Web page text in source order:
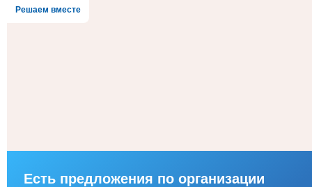
Решаем вместе
Есть предложения по организации